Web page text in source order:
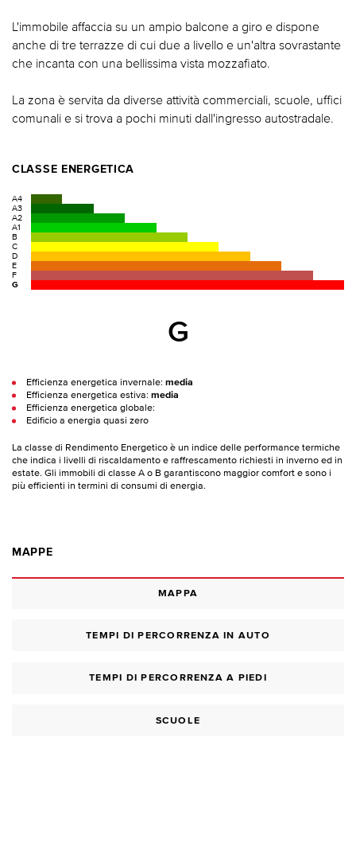
L'immobile affaccia su un ampio balcone a giro e dispone
anche di tre terrazze di cui due a livello e un'altra sovrastante
che incanta con una bellissima vista mozzafiato.
La zona è servita da diverse attività commerciali, scuole, uffici
comunali e si trova a pochi minuti dall'ingresso autostradale.
CLASSE ENERGETICA
A4
A3
A2
A1
B
C
D
E
F
G
G
Efficienza energetica invernale: media
Efficienza energetica estiva: media
Efficienza energetica globale:
Edificio a energia quasi zero
La classe di Rendimento Energetico è un indice delle performance termiche
che indica i livelli di riscaldamento e raffrescamento richiesti in inverno ed in
estate. Gli immobili di classe A o B garantiscono maggior comfort e sono i
più efficienti in termini di consumi di energia.
MAPPE
MAPPA
TEMPI DI PERCORRENZA IN AUTO
TEMPI DI PERCORRENZA A PIEDI
SCUOLE